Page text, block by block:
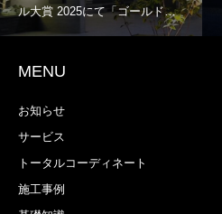
MENU
お知らせ
サービス
トータルコーディネート
施工事例